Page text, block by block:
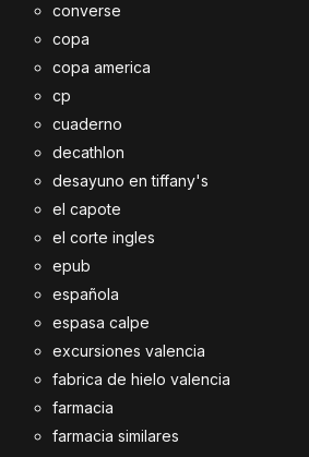
converse
copa
copa america
cp
cuaderno
decathlon
desayuno en tiffany's
el capote
el corte ingles
epub
española
espasa calpe
excursiones valencia
fabrica de hielo valencia
farmacia
farmacia similares